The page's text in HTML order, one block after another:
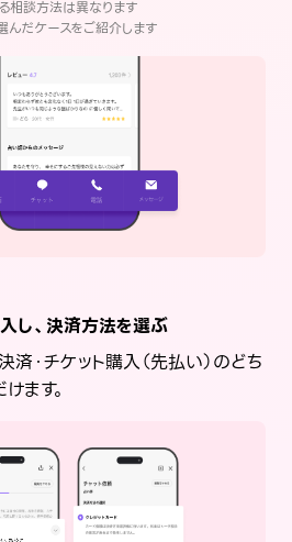
相談方法は異なります
んだケースをご紹介します
し、決済方法を選ぶ
済・チケット購入（先払い）のどち
ます。